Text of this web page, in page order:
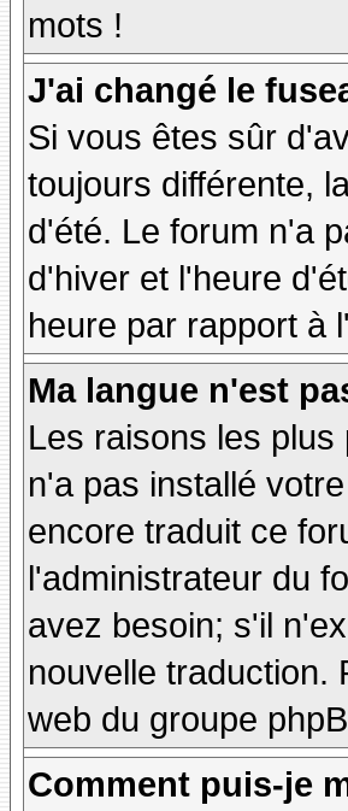
mots !
J'ai changé le
Si vous êtes sûr
toujours différente,
d'été. Le forum n'a
d'hiver et l'heure
heure par rapport à
Ma langue n'est
Les raisons les
n'a pas installé
encore traduit ce
l'administrateur du
avez besoin; s'il
nouvelle traduction.
web du groupe
Comment puis-je